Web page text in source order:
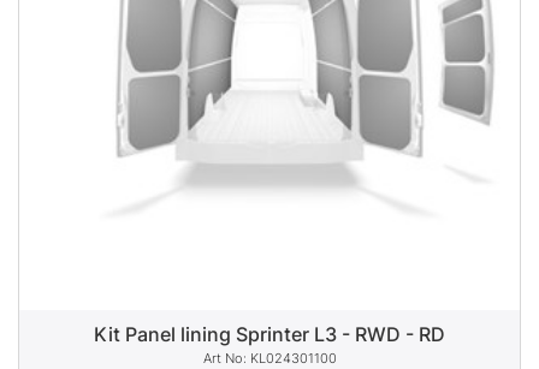
Kit Panel lining Sprinter L3 - RWD - RD
KL024301100